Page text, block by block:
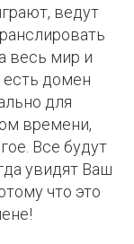
ведут
весь мир и
есть домен
для
времени,
Все будут
увидят Ваш
что это